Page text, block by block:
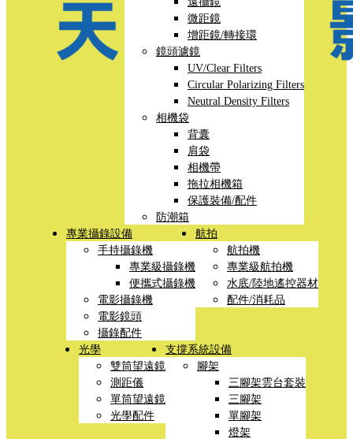
微距鏡
增距鏡/轉接環
鏡頭濾鏡
UV/Clear Filters
Circular Polarizing Filters
Neutral Density Filters
相機袋
背囊
肩袋
相機帶
拖拉相機箱
保護裝備/配件
防潮箱
專業攝錄設備
手持攝錄機
專業級攝錄機
便攜式攝錄機
電影攝錄機
電影鏡頭
攝錄配件
航拍
航拍機
專業級航拍機
水底/陸地遙控器材
配件/消耗品
光學
雙筒望遠鏡
測距儀
單筒望遠鏡
光學配件
支撐系統設備
腳架
三腳架雲台套裝
三腳架
單腳架
燈架